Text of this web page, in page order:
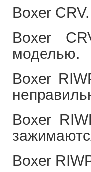
Boxer
Boxer
моделью.
Boxer
Boxer
Boxer